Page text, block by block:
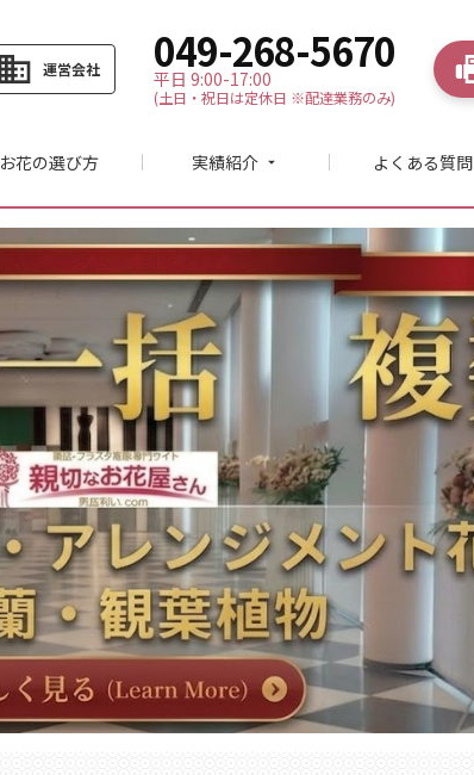
business 運営会社 049-268-5670
平日 9:00-17:00
(土日・祝日は定休日 ※配達業務のみ)
お花の選び方 実績紹介 arrow_drop_down よくある質問